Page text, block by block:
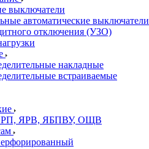
выключатели
автоматические выключатели
отключения (УЗО)
накладные
встраиваемые
ЯРВ, ЯБПВУ, ОЩВ